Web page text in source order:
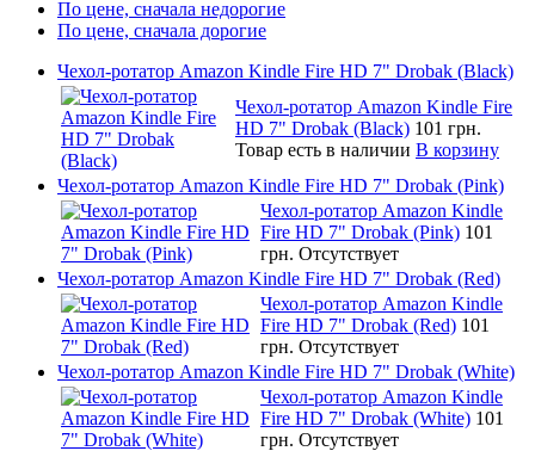
По цене, сначала недорогие
По цене, сначала дорогие
Чехол-ротатор Amazon Kindle Fire HD 7" Drobak (Black)
Чехол-ротатор Amazon Kindle Fire
HD 7" Drobak (Black) 101 грн.
Товар есть в наличии В корзину
Чехол-ротатор Amazon Kindle Fire HD 7" Drobak (Pink)
Чехол-ротатор Amazon Kindle
Fire HD 7" Drobak (Pink) 101
грн. Отсутствует
Чехол-ротатор Amazon Kindle Fire HD 7" Drobak (Red)
Чехол-ротатор Amazon Kindle
Fire HD 7" Drobak (Red) 101
грн. Отсутствует
Чехол-ротатор Amazon Kindle Fire HD 7" Drobak (White)
Чехол-ротатор Amazon Kindle
Fire HD 7" Drobak (White) 101
грн. Отсутствует